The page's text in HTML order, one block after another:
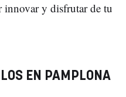
innovar y disfrutar de tu
EN PAMPLONA